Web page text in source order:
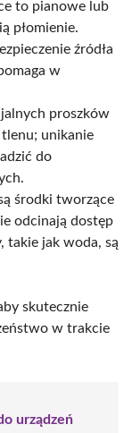
to pianowe lub
płomienie.
źródła
w
proszków
unikanie
do
środki tworzące
odcinają dostęp
takie jak woda, są
skutecznie
w trakcie
urządzeń